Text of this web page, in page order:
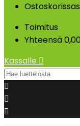
Toimitus
Yhteensä
Kassalle 


